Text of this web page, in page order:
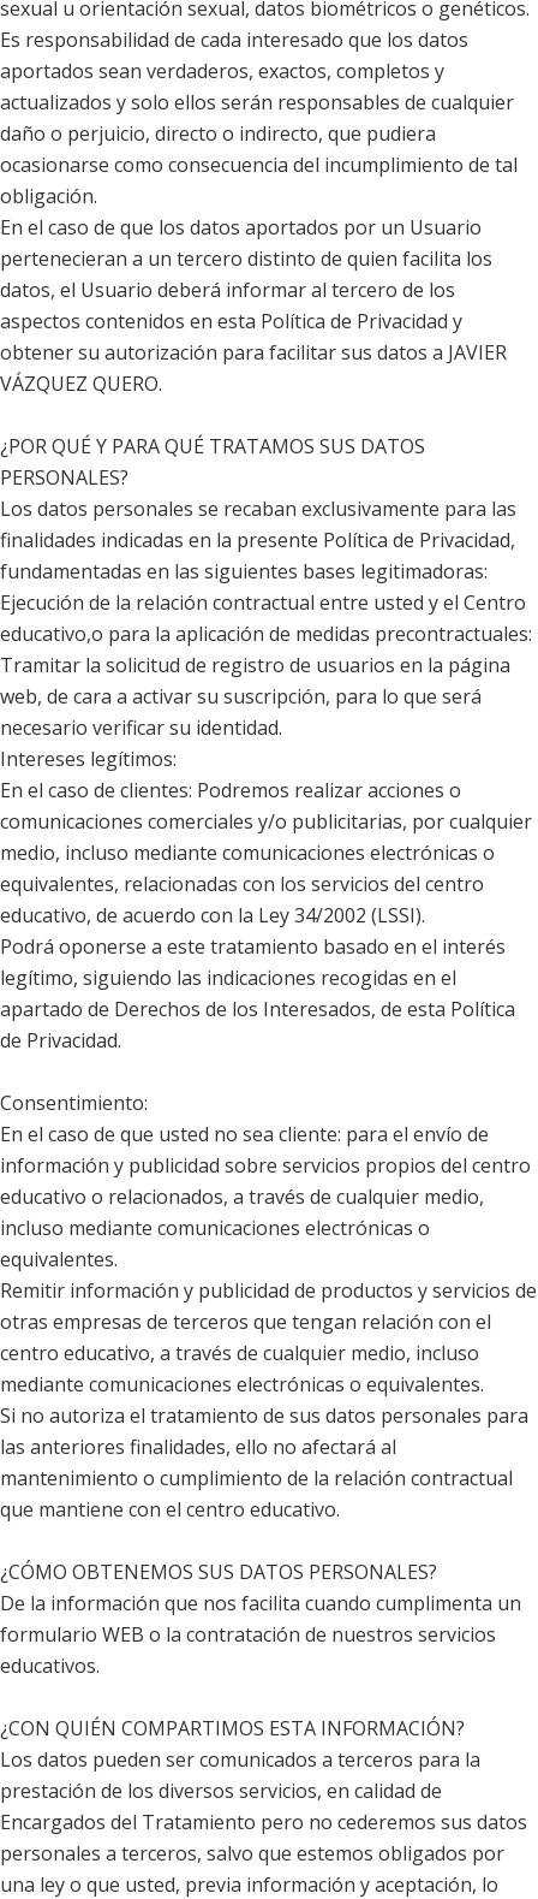
sexual u orientación sexual, datos biométricos o genéticos.
Es responsabilidad de cada interesado que los datos
aportados sean verdaderos, exactos, completos y
actualizados y solo ellos serán responsables de cualquier
daño o perjuicio, directo o indirecto, que pudiera
ocasionarse como consecuencia del incumplimiento de tal
obligación.
En el caso de que los datos aportados por un Usuario
pertenecieran a un tercero distinto de quien facilita los
datos, el Usuario deberá informar al tercero de los
aspectos contenidos en esta Política de Privacidad y
obtener su autorización para facilitar sus datos a JAVIER
VÁZQUEZ QUERO.
¿POR QUÉ Y PARA QUÉ TRATAMOS SUS DATOS
PERSONALES?
Los datos personales se recaban exclusivamente para las
finalidades indicadas en la presente Política de Privacidad,
fundamentadas en las siguientes bases legitimadoras:
Ejecución de la relación contractual entre usted y el Centro
educativo,o para la aplicación de medidas precontractuales:
Tramitar la solicitud de registro de usuarios en la página
web, de cara a activar su suscripción, para lo que será
necesario verificar su identidad.
Intereses legítimos:
En el caso de clientes: Podremos realizar acciones o
comunicaciones comerciales y/o publicitarias, por cualquier
medio, incluso mediante comunicaciones electrónicas o
equivalentes, relacionadas con los servicios del centro
educativo, de acuerdo con la Ley 34/2002 (LSSI).
Podrá oponerse a este tratamiento basado en el interés
legítimo, siguiendo las indicaciones recogidas en el
apartado de Derechos de los Interesados, de esta Política
de Privacidad.
Consentimiento:
En el caso de que usted no sea cliente: para el envío de
información y publicidad sobre servicios propios del centro
educativo o relacionados, a través de cualquier medio,
incluso mediante comunicaciones electrónicas o
equivalentes.
Remitir información y publicidad de productos y servicios de
otras empresas de terceros que tengan relación con el
centro educativo, a través de cualquier medio, incluso
mediante comunicaciones electrónicas o equivalentes.
Si no autoriza el tratamiento de sus datos personales para
las anteriores finalidades, ello no afectará al
mantenimiento o cumplimiento de la relación contractual
que mantiene con el centro educativo.
¿CÓMO OBTENEMOS SUS DATOS PERSONALES?
De la información que nos facilita cuando cumplimenta un
formulario WEB o la contratación de nuestros servicios
educativos.
¿CON QUIÉN COMPARTIMOS ESTA INFORMACIÓN?
Los datos pueden ser comunicados a terceros para la
prestación de los diversos servicios, en calidad de
Encargados del Tratamiento pero no cederemos sus datos
personales a terceros, salvo que estemos obligados por
una ley o que usted, previa información y aceptación, lo